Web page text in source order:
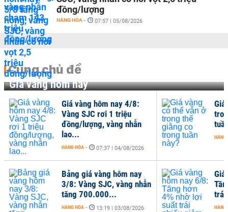
đồng/lượng
HÀNG HÓA - 07:57 | 05/08/2026
Cùng chủ đề
Giá vàng hôm nay
trái
HÀNG
Giá vàng hôm nay 4/8:
Vàng SJC rơi 1 triệu
đồng/lượng, vàng nhẫn
lao...
HÀNG HÓA - 07:37 | 04/08/2026
Bảng giá vàng hôm nay
3/8: Vàng SJC, vàng nhẫn
tăng 700.000...
HÀNG HÓA - 13:19 | 03/08/2026
Giá
HÀNG